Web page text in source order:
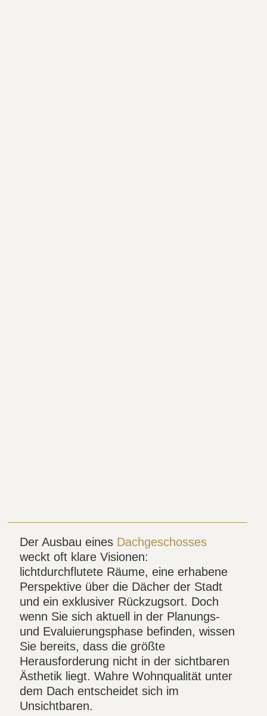
Der Ausbau eines Dachgeschosses
weckt oft klare Visionen:
lichtdurchflutete Räume, eine erhabene
Perspektive über die Dächer der Stadt
und ein exklusiver Rückzugsort. Doch
wenn Sie sich aktuell in der Planungs-
und Evaluierungsphase befinden, wissen
Sie bereits, dass die größte
Herausforderung nicht in der sichtbaren
Ästhetik liegt. Wahre Wohnqualität unter
dem Dach entscheidet sich im
Unsichtbaren.